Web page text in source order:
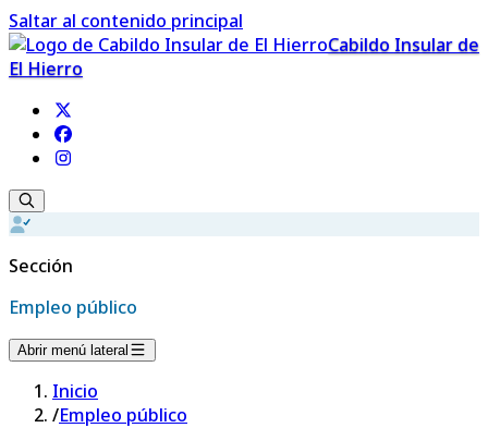
Saltar al contenido principal
Cabildo Insular de
El Hierro
Sección
Empleo público
Abrir menú lateral
Inicio
/Empleo público